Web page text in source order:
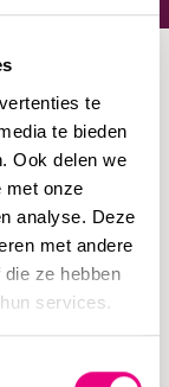
te
te bieden
Ook delen we
met onze
analyse. Deze
met andere
ze hebben
services.